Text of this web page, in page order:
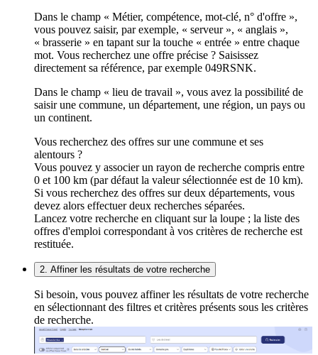
Dans le champ « Métier, compétence, mot-clé, n° d'offre »,
vous pouvez saisir, par exemple, « serveur », « anglais »,
« brasserie » en tapant sur la touche « entrée » entre chaque
mot. Vous recherchez une offre précise ? Saisissez
directement sa référence, par exemple 049RSNK.
Dans le champ « lieu de travail », vous avez la possibilité de
saisir une commune, un département, une région, un pays ou
un continent.
Vous recherchez des offres sur une commune et ses
alentours ?
Vous pouvez y associer un rayon de recherche compris entre
0 et 100 km (par défaut la valeur sélectionnée est de 10 km).
Si vous recherchez des offres sur deux départements, vous
devez alors effectuer deux recherches séparées.
Lancez votre recherche en cliquant sur la loupe ; la liste des
offres d'emploi correspondant à vos critères de recherche est
restituée.
2. Affiner les résultats de votre recherche
Si besoin, vous pouvez affiner les résultats de votre recherche
en sélectionnant des filtres et critères présents sous les critères
de recherche.